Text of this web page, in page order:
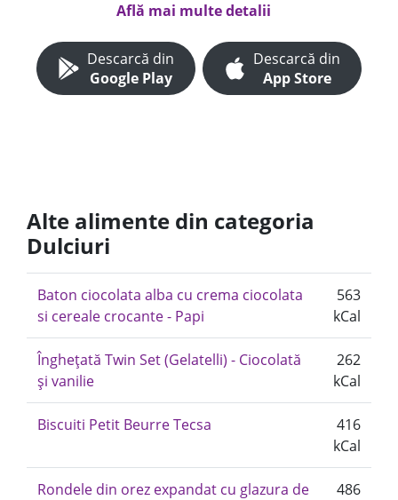
Află mai multe detalii
Descarcă din
Google Play
Descarcă din
App Store
Alte alimente din categoria
Dulciuri
Baton ciocolata alba cu crema ciocolata
si cereale crocante - Papi
563
kCal
Înghețată Twin Set (Gelatelli) - Ciocolată
și vanilie
262
kCal
Biscuiti Petit Beurre Tecsa
416
kCal
Rondele din orez expandat cu glazura de
486